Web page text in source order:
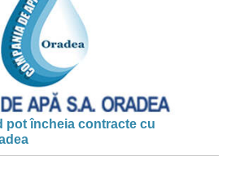
pot încheia contracte cu